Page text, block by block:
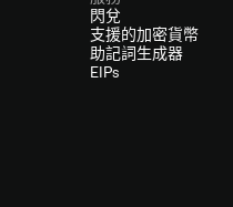
閃兌
支援的加密貨幣
助記詞生成器
EIPs